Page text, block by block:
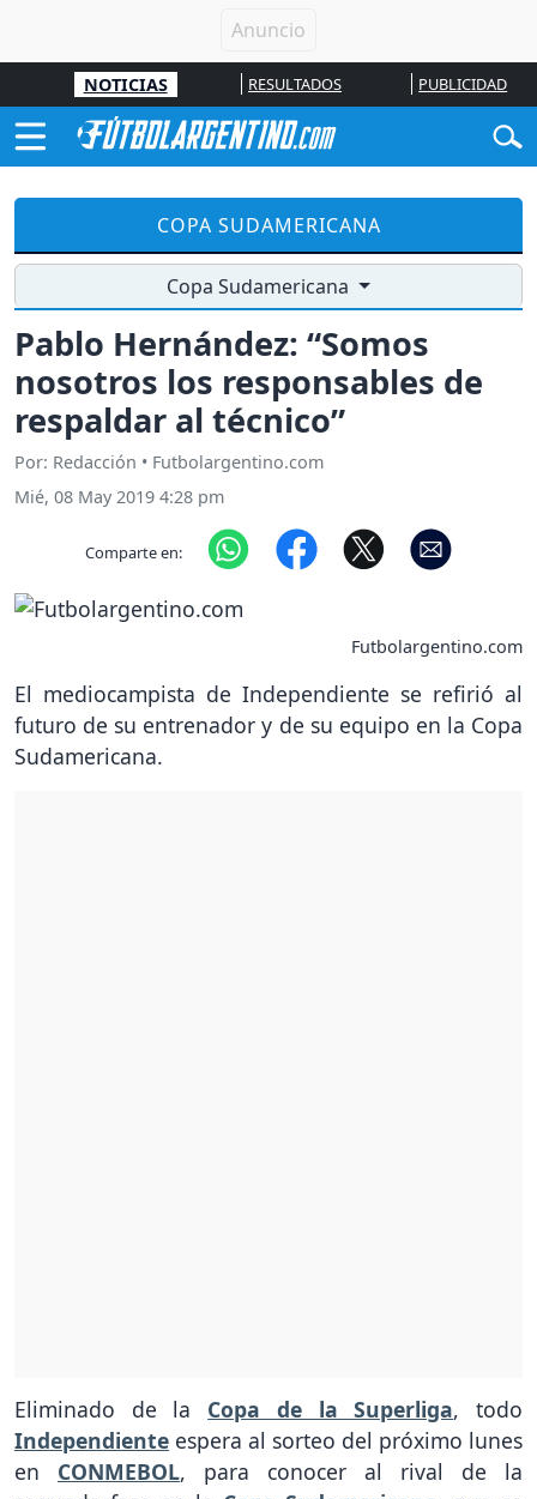
NOTICIAS RESULTADOS PUBLICIDAD
COPA SUDAMERICANA
Copa Sudamericana
Pablo Hernández: “Somos
nosotros los responsables de
respaldar al técnico”
Por: Redacción • Futbolargentino.com
Mié, 08 May 2019 4:28 pm
Comparte en:
Futbolargentino.com
El mediocampista de Independiente se refirió al
futuro de su entrenador y de su equipo en la Copa
Sudamericana.
Eliminado de la Copa de la Superliga, todo
Independiente espera al sorteo del próximo lunes
en CONMEBOL, para conocer al rival de la